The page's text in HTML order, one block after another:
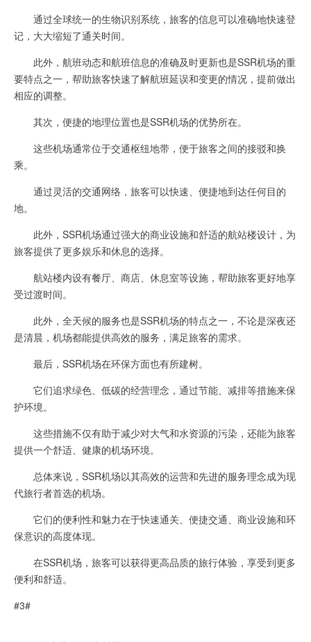
通过全球统一的生物识别系统，旅客的信息可以准确地快速登
记，大大缩短了通关时间。
此外，航班动态和航班信息的准确及时更新也是SSR机场的重
要特点之一，帮助旅客快速了解航班延误和变更的情况，提前做出
相应的调整。
其次，便捷的地理位置也是SSR机场的优势所在。
这些机场通常位于交通枢纽地带，便于旅客之间的接驳和换
乘。
通过灵活的交通网络，旅客可以快速、便捷地到达任何目的
地。
此外，SSR机场通过强大的商业设施和舒适的航站楼设计，为
旅客提供了更多娱乐和休息的选择。
航站楼内设有餐厅、商店、休息室等设施，帮助旅客更好地享
受过渡时间。
此外，全天候的服务也是SSR机场的特点之一，不论是深夜还
是清晨，机场都能提供高效的服务，满足旅客的需求。
最后，SSR机场在环保方面也有所建树。
它们追求绿色、低碳的经营理念，通过节能、减排等措施来保
护环境。
这些措施不仅有助于减少对大气和水资源的污染，还能为旅客
提供一个舒适、健康的机场环境。
总体来说，SSR机场以其高效的运营和先进的服务理念成为现
代旅行者首选的机场。
它们的便利性和魅力在于快速通关、便捷交通、商业设施和环
保意识的高度体现。
在SSR机场，旅客可以获得更高品质的旅行体验，享受到更多
便利和舒适。
#3#